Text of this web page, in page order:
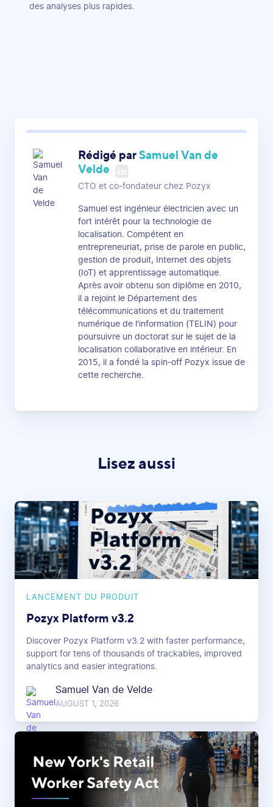
des analyses plus rapides.
Rédigé parSamuel Van de
Velde
CTO et co-fondateur chez Pozyx
Samuel est ingénieur électricien avec un
fort intérêt pour la technologie de
localisation. Compétent en
entrepreneuriat, prise de parole en public,
gestion de produit, Internet des objets
(IoT) et apprentissage automatique.
Après avoir obtenu son diplôme en 2010,
il a rejoint le Département des
télécommunications et du traitement
numérique de l'information (TELIN) pour
poursuivre un doctorat sur le sujet de la
localisation collaborative en intérieur. En
2015, il a fondé la spin-off Pozyx issue de
cette recherche.
Lisez aussi
LANCEMENT DU PRODUIT
Pozyx Platform v3.2
Discover Pozyx Platform v3.2 with faster performance,
support for tens of thousands of trackables, improved
analytics and easier integrations.
Samuel Van de Velde
AUGUST 1, 2026